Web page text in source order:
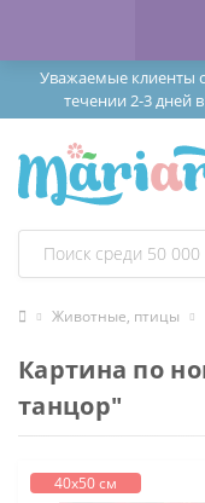
Уважаемые клиенты
течении 2-3 дней
Животные, птицы
Картина по
танцор"
40х50 см